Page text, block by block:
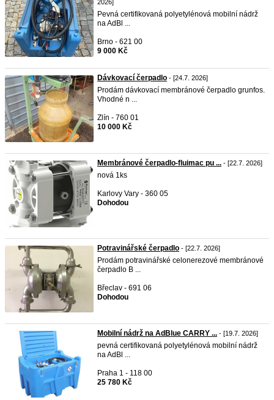
2026]
Pevná certifikovaná polyetylénová mobilní nádrž
na AdBl ...
Brno - 621 00
9 000 Kč
Dávkovací čerpadlo - [24.7. 2026]
Prodám dávkovací membránové čerpadlo grunfos.
Vhodné n ...
Zlín - 760 01
10 000 Kč
Membránové čerpadlo-fluimac pu ... - [22.7. 2026]
nová 1ks
Karlovy Vary - 360 05
Dohodou
Potravinářské čerpadlo - [22.7. 2026]
Prodám potravinářské celonerezové membránové
čerpadlo B ...
Břeclav - 691 06
Dohodou
Mobilní nádrž na AdBlue CARRY ... - [19.7. 2026]
pevná certifikovaná polyetylénová mobilní nádrž
na AdBl ...
Praha 1 - 118 00
25 780 Kč